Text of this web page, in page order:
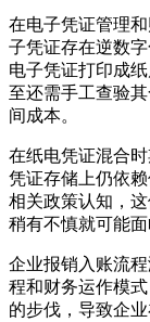
在电子凭证管理
子凭证存在逆数
电子凭证打印成
至还需手工查验
间成本。
在纸电凭证混合
凭证存储上仍依
相关政策认知，
稍有不慎就可能面
企业报销入账流
程和财务运作模
的步伐，导致企